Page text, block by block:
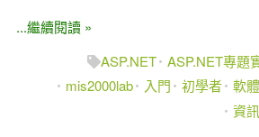
...繼續閱讀 »
ASP.NET ASP.NET專題
mis2000lab
入門 初學者 軟體
資